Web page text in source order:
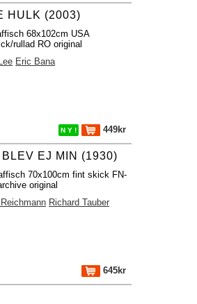
HULK (2003)
68x102cm USA
rullad RO original
Eric Bana
N Y ! 449kr
BLEV EJ MIN (1930)
70x100cm fint skick FN-
original
Richard Tauber
645kr